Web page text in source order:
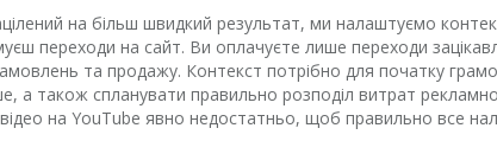
на більш швидкий результат, ми налаштуємо
переходи на сайт. Ви оплачуєте лише переходи
та продажу. Контекст потрібно для початку
а також спланувати правильно розподіл витрат
на YouTube явно недостатньо, щоб правильно все